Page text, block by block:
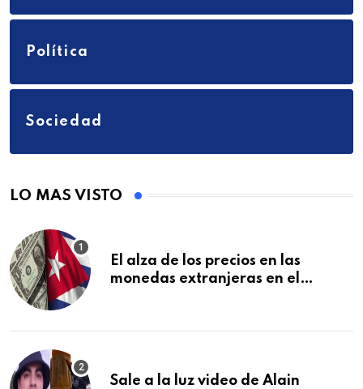
Política
Sociedad
LO MAS VISTO
El alza de los precios en las
monedas extranjeras en el
Sale a la luz video de Alain